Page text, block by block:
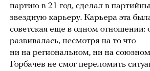
партию в 21 год, сделал в
звездную карьеру. Карьера эта
советская еще в одном отношении:
развивалась, несмотря на то что
ни на региональном, ни на
Горбачев не смог переломить